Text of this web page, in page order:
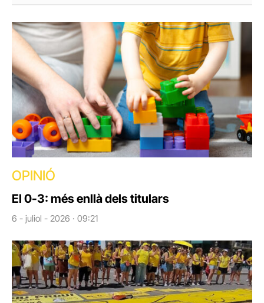
OPINIÓ
El 0-3: més enllà dels titulars
6 - juliol - 2026 · 09:21